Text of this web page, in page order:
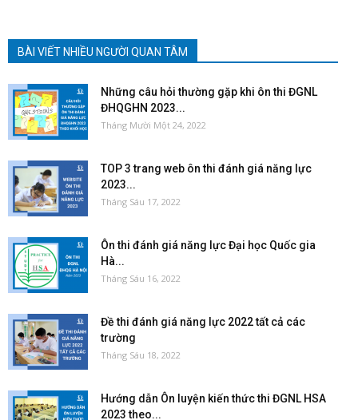
BÀI VIẾT NHIỀU NGƯỜI QUAN TÂM
Những câu hỏi thường gặp khi ôn thi ĐGNL
ĐHQGHN 2023...
Tháng Mười Một 24, 2022
TOP 3 trang web ôn thi đánh giá năng lực
2023...
Tháng Sáu 17, 2022
Ôn thi đánh giá năng lực Đại học Quốc gia
Hà...
Tháng Sáu 16, 2022
Đề thi đánh giá năng lực 2022 tất cả các
trường
Tháng Sáu 18, 2022
Hướng dẫn Ôn luyện kiến thức thi ĐGNL HSA
2023 theo...